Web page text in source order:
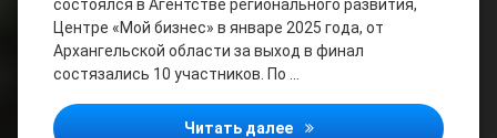
состоялся в Агентстве регионального развития,
Центре «Мой бизнес» в январе 2025 года, от
Архангельской области за выход в финал
состязались 10 участников. По …
Читать далее Два проекта из